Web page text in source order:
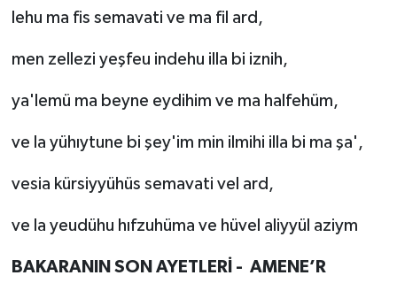
lehu ma fis semavati ve ma fil ard,
men zellezi yeşfeu indehu illa bi iznih,
ya'lemü ma beyne eydihim ve ma halfehüm,
ve la yühıytune bi şey'im min ilmihi illa bi ma şa',
vesia kürsiyyühüs semavati vel ard,
ve la yeudühu hıfzuhüma ve hüvel aliyyül aziym
BAKARANIN SON AYETLERİ - AMENE’R